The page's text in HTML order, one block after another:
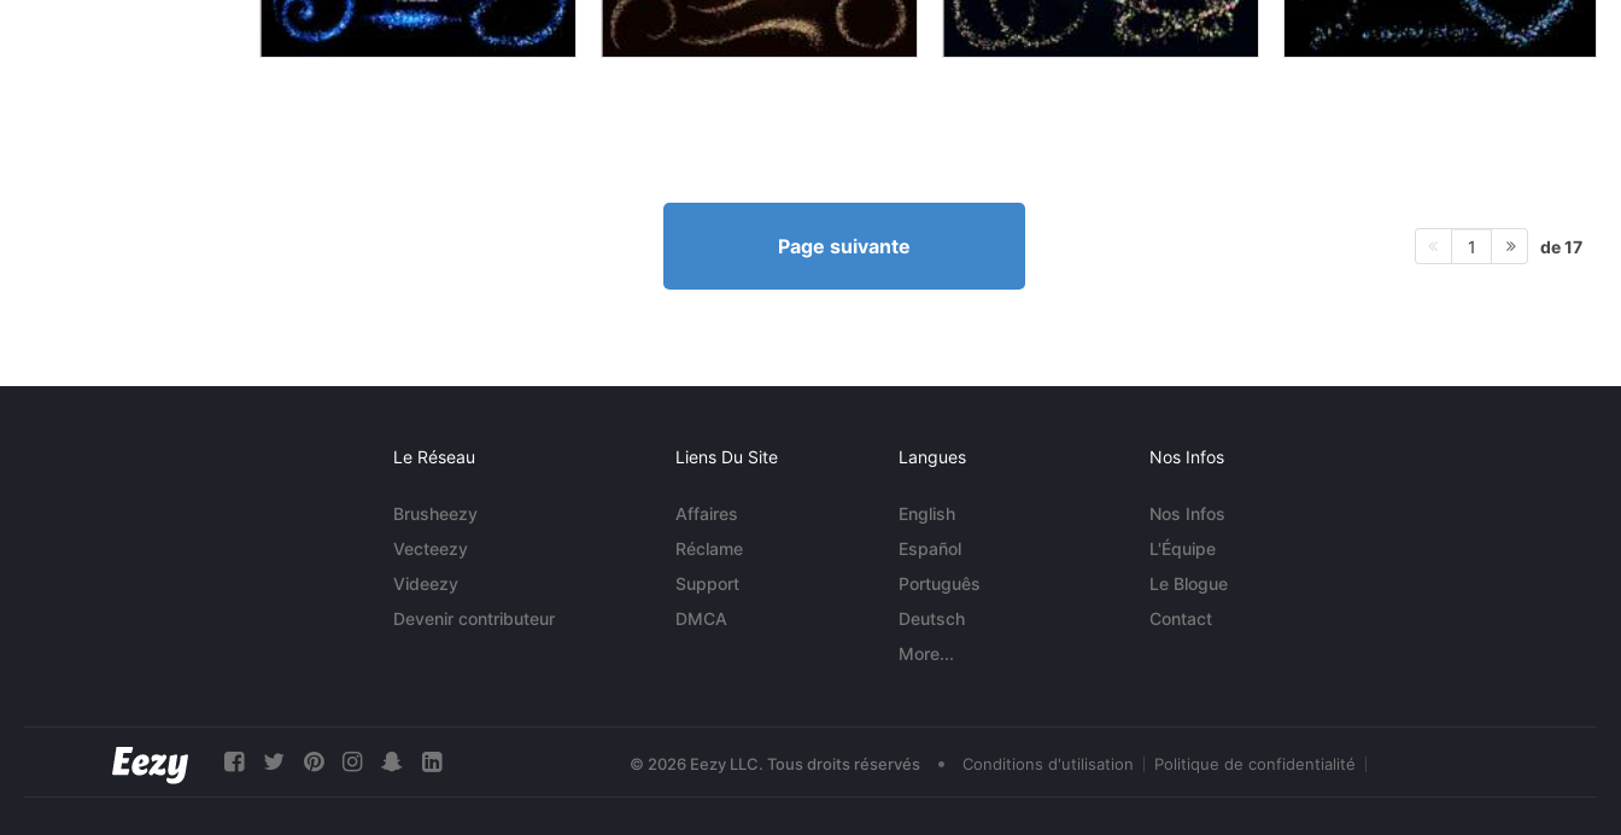
Page suivante 1 de 17
Le Réseau
Brusheezy
Vecteezy
Videezy
Devenir contributeur
Liens Du Site
Affaires
Réclame
Support
DMCA
Langues
English
Español
Português
Deutsch
More...
Nos Infos
Nos Infos
L'Équipe
Le Blogue
Contact
© 2026 Eezy LLC. Tous droits réservés • Conditions d'utilisation Politique de confidentialité